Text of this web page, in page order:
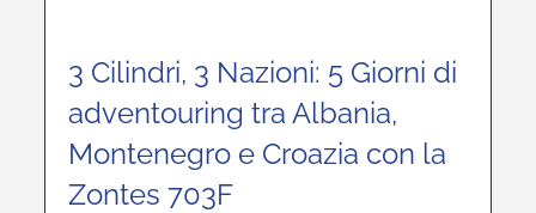
3 Cilindri, 3 Nazioni: 5 Giorni di
adventouring tra Albania,
Montenegro e Croazia con la
Zontes 703F